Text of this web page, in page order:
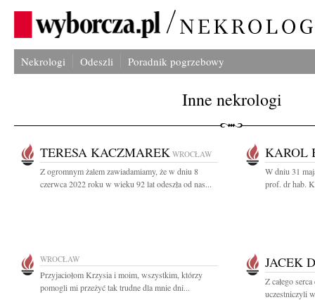
Nekrologi Odeszli Poradnik pogrzebowy
Inne nekrologi
TERESA KACZMAREK WROCŁAW
Z ogromnym żalem zawiadamiamy, że w dniu 8
czerwca 2022 roku w wieku 92 lat odeszła od nas...
KAROL
W dniu 31
prof. dr hab.
WROCŁAW
Przyjaciołom Krzysia i moim, wszystkim, którzy
pomogli mi przeżyć tak trudne dla mnie dni...
JACEK
Z całego
uczestniczyli